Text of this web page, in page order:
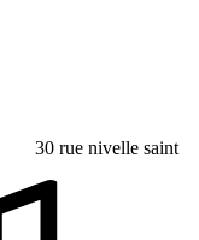
30 rue nivelle saint